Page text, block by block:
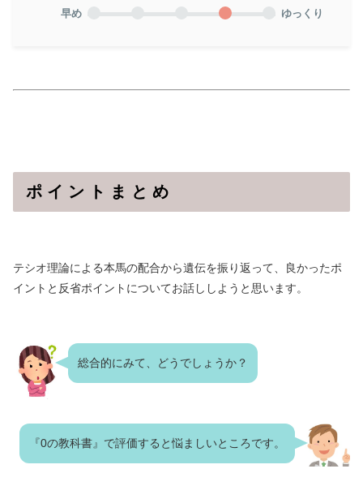
早め ゆっくり
ポ イ ン ト ま と め
テシオ理論による本馬の配合から遺伝を振り返って、良かったポ
イントと反省ポイントについてお話ししようと思います。
総合的にみて、どうでしょうか？
『0の教科書』で評価すると悩ましいところです。